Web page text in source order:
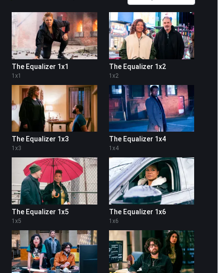
The Equalizer 1x1
1 x1
The Equalizer 1x2
1 x2
The Equalizer 1x3
1 x3
The Equalizer 1x4
1 x4
The Equalizer 1x5
1 x5
The Equalizer 1x6
1 x6